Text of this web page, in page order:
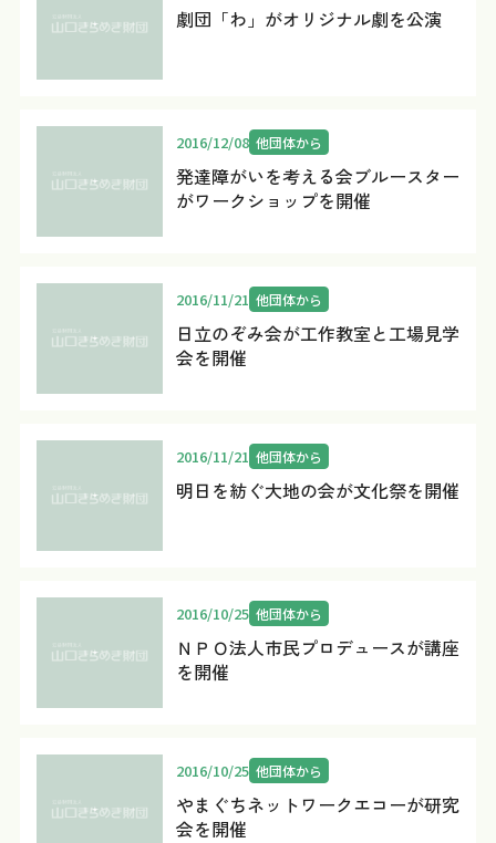
劇団「わ」がオリジナル劇を公演
発達障がいを考える会ブルースター
がワークショップを開催
2016/12/08 他団体から
日立のぞみ会が工作教室と工場見学
会を開催
2016/11/21 他団体から
明日を紡ぐ大地の会が文化祭を開催
2016/11/21 他団体から
ＮＰＯ法人市民プロデュースが講座
を開催
2016/10/25 他団体から
やまぐちネットワークエコーが研究
会を開催
2016/10/25 他団体から